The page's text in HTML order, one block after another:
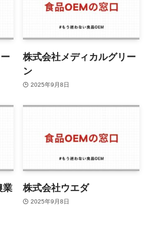
株式会社メディカルグリー
ン
2025年9月8日
業
株式会社ウエダ
2025年9月8日